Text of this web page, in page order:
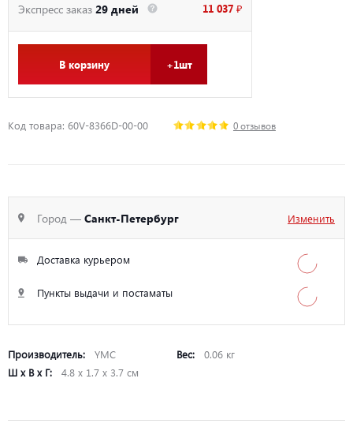
Экспресс заказ 29 дней 11 037 ₽
В корзину +1шт
Код товара: 60V-8366D-00-00 0 отзывов
Город — Санкт-Петербург Изменить
Доставка курьером
Пункты выдачи и постаматы
Производитель: YMC Вес:
0.06 кг
Ш х В х Г:
4.8 х 1.7 х 3.7 см